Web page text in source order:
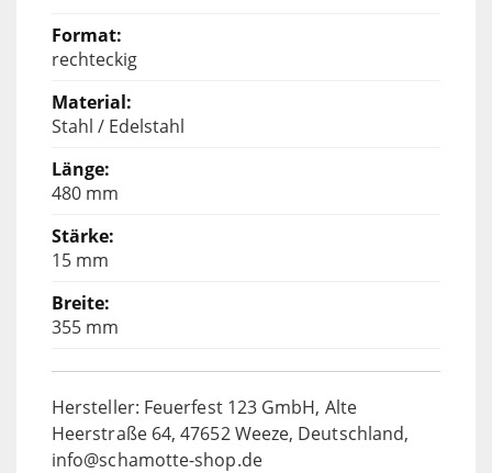
rechteckig
Stahl / Edelstahl
480 mm
15 mm
355 mm
Hersteller: Feuerfest 123 GmbH, Alte
Heerstraße 64, 47652 Weeze, Deutschland,
info@schamotte-shop.de